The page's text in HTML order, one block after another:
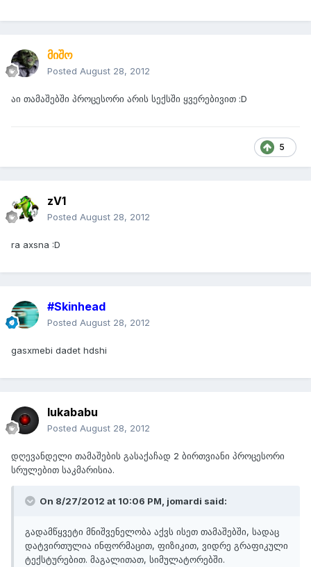
მიშო
Posted August 28, 2012
აი თამაშებში პროცესორი არის სექსში ყვერებივით :D
5
zV1
Posted August 28, 2012
ra axsna :D
#Skinhead
Posted August 28, 2012
gasxmebi dadet hdshi
lukababu
Posted August 28, 2012
დღევანდელი თამაშების გასაქაჩად 2 ბირთვიანი პროცესორი
სრულებით საკმარისია.
On 8/27/2012 at 10:06 PM, jomardi said:
გადამწყვეტი მნიშვენელობა აქვს ისეთ თამაშებში, სადაც
დატვირთულია ინფორმაცით, ფიზიკით, ვიდრე გრაფიკული
ტექსტურებით. მაგალითათ, სიმულატორებში.